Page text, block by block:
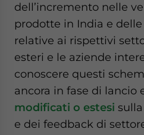
dell’incremento nelle
prodotte in India e
relative ai rispettivi
esteri e le aziende
conoscere questi
ancora in fase di lancio
modificati o estesi
e dei feedback di